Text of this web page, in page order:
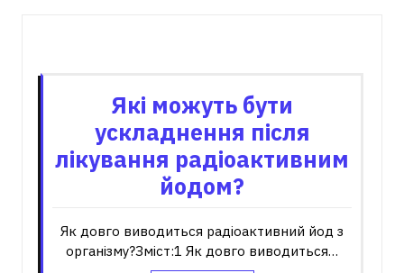
Які можуть бути
ускладнення після
лікування радіоактивним
йодом?
Як довго виводиться радіоактивний йод з
організму?Зміст:1 Як довго виводиться…